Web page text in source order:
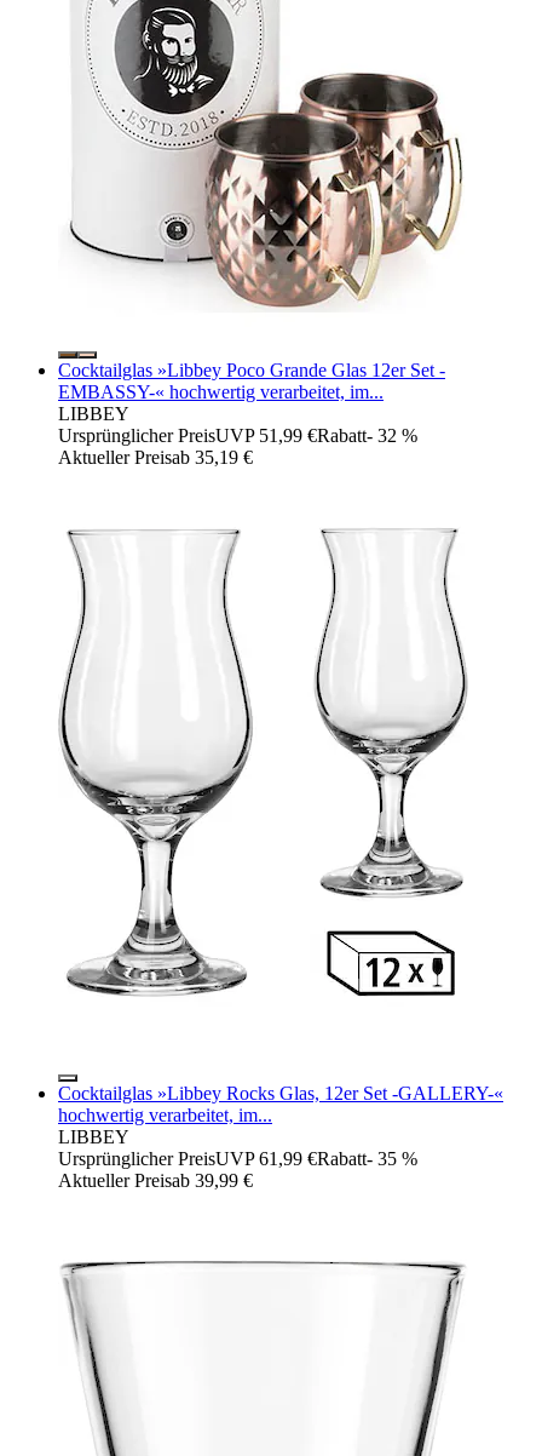
Cocktailglas »Libbey Poco Grande Glas 12er Set -
EMBASSY-« hochwertig verarbeitet, im...
LIBBEY
Ursprünglicher PreisUVP 51,99 €Rabatt- 32 %
Aktueller Preisab 35,19 €
Cocktailglas »Libbey Rocks Glas, 12er Set -GALLERY-«
hochwertig verarbeitet, im...
LIBBEY
Ursprünglicher PreisUVP 61,99 €Rabatt- 35 %
Aktueller Preisab 39,99 €